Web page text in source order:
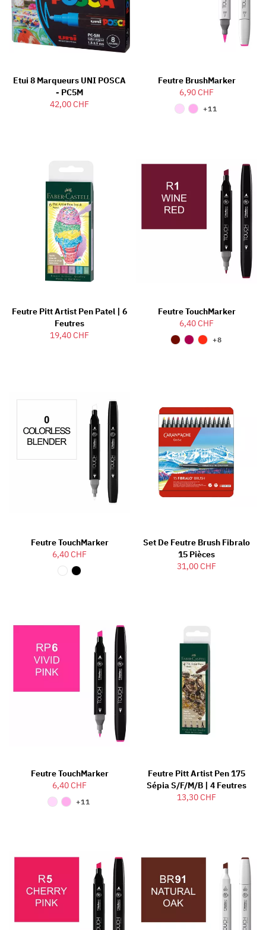
Etui 8 Marqueurs UNI POSCA
- PC5M
42,00 CHF
Feutre BrushMarker
6,90 CHF
+11
Feutre Pitt Artist Pen Patel | 6
Feutres
19,40 CHF
Feutre TouchMarker
6,40 CHF
+8
Feutre TouchMarker
6,40 CHF
Set De Feutre Brush Fibralo
15 Pièces
31,00 CHF
Feutre TouchMarker
6,40 CHF
+11
Feutre Pitt Artist Pen 175
Sépia S/F/M/B | 4 Feutres
13,30 CHF